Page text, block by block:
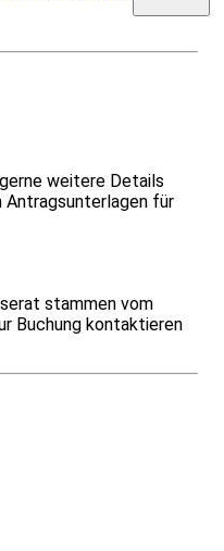
weitere Details
Antragsunterlagen für
stammen vom
Buchung kontaktieren